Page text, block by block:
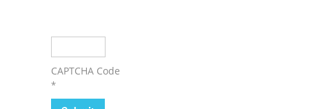
CAPTCHA Code
*